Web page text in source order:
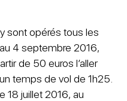
sont opérés tous les
4 septembre 2016,
de 50 euros l’aller
temps de vol de 1h25.
18 juillet 2016, au